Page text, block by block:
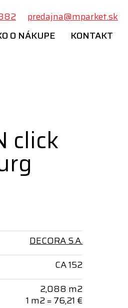
O NÁKUPE KONTAKT
predajna@mparket.sk
click
DECORA S.A.
CA 152
2,088 m2
1 m2 = 76,21 €